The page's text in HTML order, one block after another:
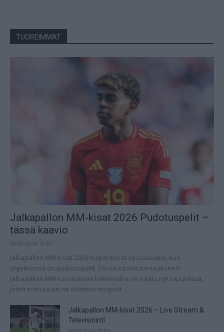
TUOREIMMAT
Jalkapallon MM-kisat 2026 Pudotuspelit –
tässä kaavio
28.06.2026 13:37
Jalkapallon MM-kisat 2026 huipentuvat seuraavaksi, kun
ohjelmassa on pudotuspelit. Tässä kaavio turnaukseen!
Jalkapallon MM-turnauksen lohkovaihe on saatu nyt taputeltua,
joten edessä on ne odotetut tosipelit....
Jalkapallon MM-kisat 2026 – Live Stream &
Televisiointi